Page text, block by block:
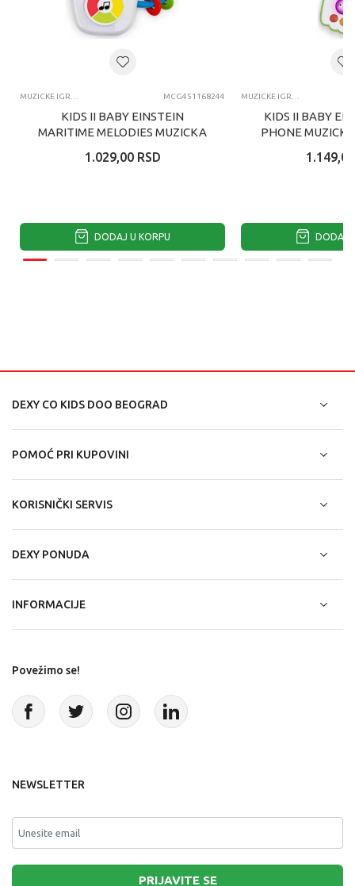
MUZICKE IGRACKE MCG451168244
KIDS II BABY EINSTEIN
MARITIME MELODIES MUZICKA
1.029,00 RSD
DODAJ U KORPU
MUZICKE IGRACKE
KIDS II BABY
PHONE
1.149,00
DODAJ
DEXY CO KIDS DOO BEOGRAD
POMOĆ PRI KUPOVINI
KORISNIČKI SERVIS
DEXY PONUDA
INFORMACIJE
Povežimo se!
NEWSLETTER
PRIJAVITE SE